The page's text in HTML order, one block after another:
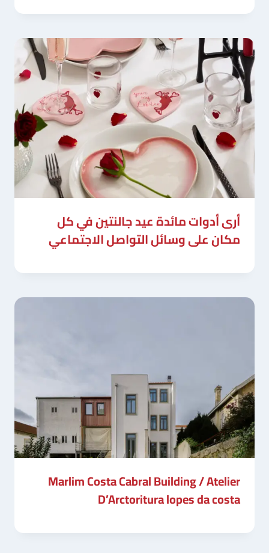
أرى أدوات مائدة عيد جالنتين في كل
مكان على وسائل التواصل الاجتماعي
Marlim Costa Cabral Building / Atelier
D’Arctoritura lopes da costa